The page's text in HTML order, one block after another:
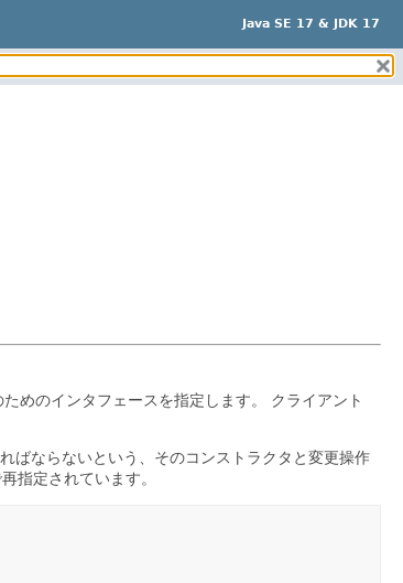
Java SE 17 & JDK 17
めのインタフェースを指定します。
クライアント
ばならないという、そのコンストラクタと変更操作
指定されています。